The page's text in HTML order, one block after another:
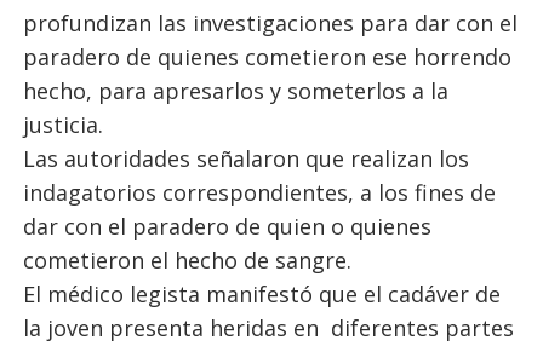
profundizan las investigaciones para dar con el
paradero de quienes cometieron ese horrendo
hecho, para apresarlos y someterlos a la
justicia.
Las autoridades señalaron que realizan los
indagatorios correspondientes, a los fines de
dar con el paradero de quien o quienes
cometieron el hecho de sangre.
El médico legista manifestó que el cadáver de
la joven presenta heridas en diferentes partes